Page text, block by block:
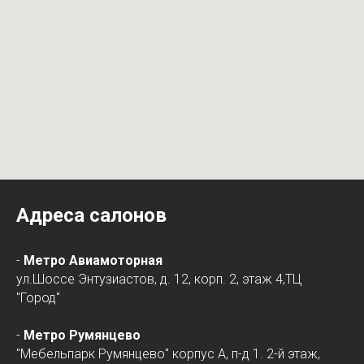
Адреса салонов
- Метро Авиамоторная
ул.Шоссе Энтузиастов, д. 12, корп. 2, этаж 4,ТЦ
"Город"
- Метро Румянцево
"Мебельпарк Румянцево" корпус А, п-д 1. 2-й этаж,